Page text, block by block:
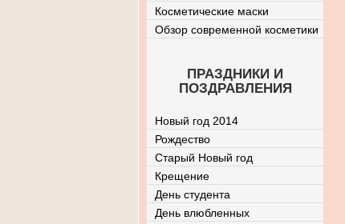
Косметические маски
Обзор современной косметики
ПРАЗДНИКИ И
ПОЗДРАВЛЕНИЯ
Новый год 2014
Рождество
Старый Новый год
Крещение
День студента
День влюбленных